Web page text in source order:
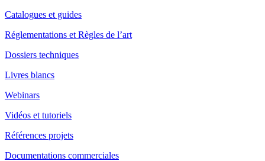
Catalogues et guides
Réglementations et Règles de l’art
Dossiers techniques
Livres blancs
Webinars
Vidéos et tutoriels
Références projets
Documentations commerciales